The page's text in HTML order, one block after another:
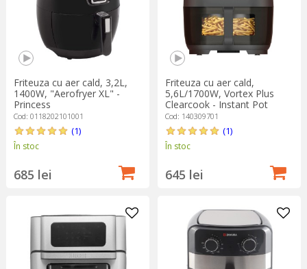
Friteuza cu aer cald, 3,2L,
1400W, "Aerofryer XL" -
Princess
Cod: 0118202101001
(1)
În stoc
685 lei
Friteuza cu aer cald,
5,6L/1700W, Vortex Plus
Clearcook - Instant Pot
Cod: 140309701
(1)
În stoc
645 lei